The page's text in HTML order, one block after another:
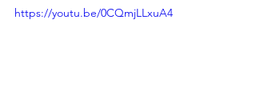
https://youtu.be/0CQmjLLxuA4